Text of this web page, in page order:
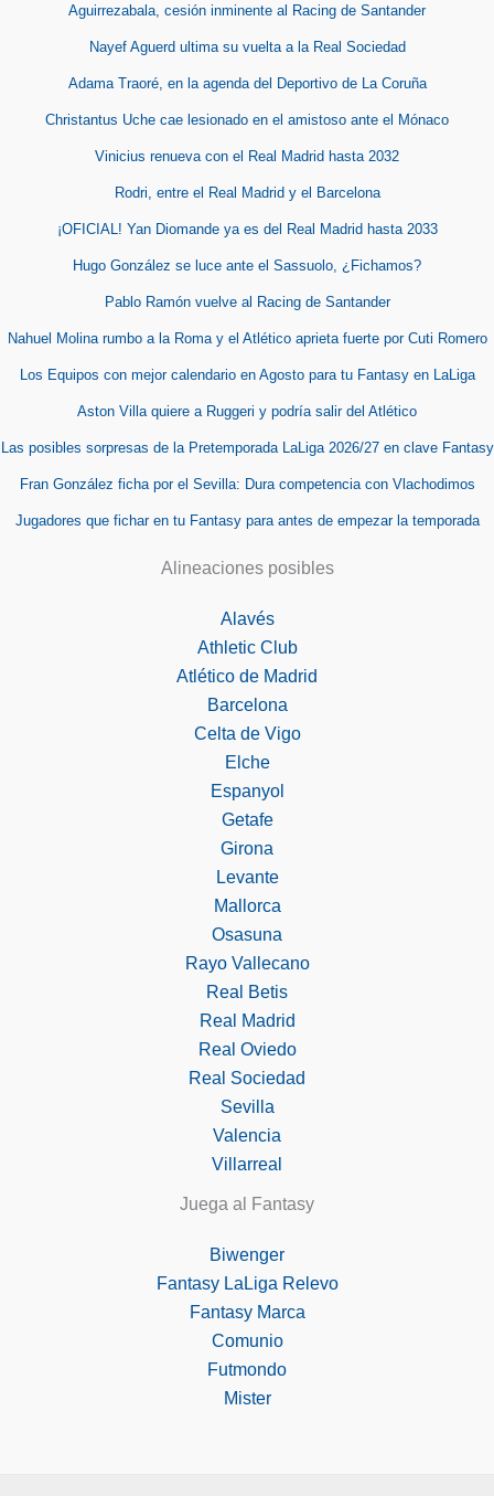
Aguirrezabala, cesión inminente al Racing de Santander
Nayef Aguerd ultima su vuelta a la Real Sociedad
Adama Traoré, en la agenda del Deportivo de La Coruña
Christantus Uche cae lesionado en el amistoso ante el Mónaco
Vinicius renueva con el Real Madrid hasta 2032
Rodri, entre el Real Madrid y el Barcelona
¡OFICIAL! Yan Diomande ya es del Real Madrid hasta 2033
Hugo González se luce ante el Sassuolo, ¿Fichamos?
Pablo Ramón vuelve al Racing de Santander
Nahuel Molina rumbo a la Roma y el Atlético aprieta fuerte por Cuti Romero
Los Equipos con mejor calendario en Agosto para tu Fantasy en LaLiga
Aston Villa quiere a Ruggeri y podría salir del Atlético
Las posibles sorpresas de la Pretemporada LaLiga 2026/27 en clave Fantasy
Fran González ficha por el Sevilla: Dura competencia con Vlachodimos
Jugadores que fichar en tu Fantasy para antes de empezar la temporada
Alineaciones posibles
Alavés
Athletic Club
Atlético de Madrid
Barcelona
Celta de Vigo
Elche
Espanyol
Getafe
Girona
Levante
Mallorca
Osasuna
Rayo Vallecano
Real Betis
Real Madrid
Real Oviedo
Real Sociedad
Sevilla
Valencia
Villarreal
Juega al Fantasy
Biwenger
Fantasy LaLiga Relevo
Fantasy Marca
Comunio
Futmondo
Mister